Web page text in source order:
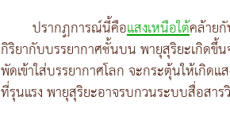
ปรากฏการณ์นี้คือแสงเหนือใต้คล้าย
กิริยากับบรรยากาศชั้นบน พายุสุริยะเกิดขึ้
พัดเข้าใส่บรรยากาศโลก จะกระตุ้นให้เกิด
ที่รุนแรง พายุสุริยะอาจรบกวนระบบสื่อสา